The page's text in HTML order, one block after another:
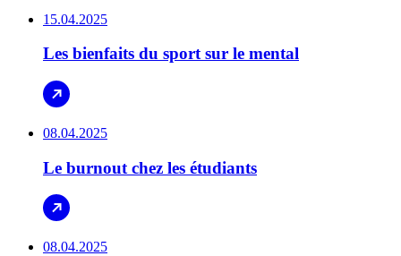
15.04.2025
Les bienfaits du sport sur le mental
08.04.2025
Le burnout chez les étudiants
08.04.2025